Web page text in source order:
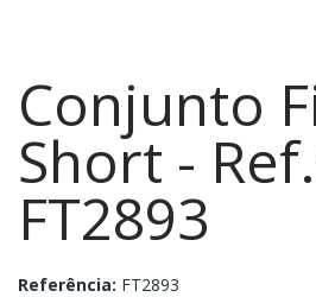
Conjunto
Short -
FT2893
Referência: FT2893